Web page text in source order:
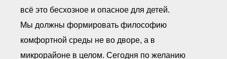
всё это бесхозное и опасное для детей.
Мы должны формировать философию
комфортной среды не во дворе, а в
микрорайоне в целом. Сегодня по желанию